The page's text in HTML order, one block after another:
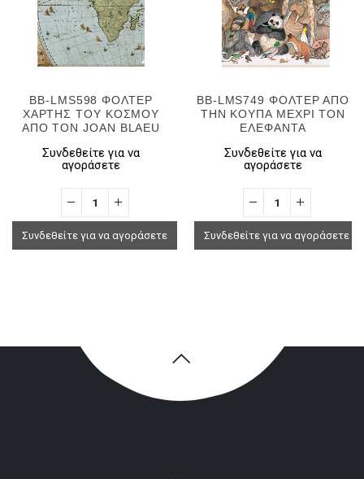
BB-LMS598 ΦΟΛΤΕΡ
ΧΑΡΤΗΣ ΤΟΥ ΚΟΣΜΟΥ
ΑΠΟ ΤΟΝ JOAN BLAEU
Συνδεθείτε για να
αγοράσετε
Συνδεθείτε για να αγοράσετε
BB-LMS749 ΦΟΛΤΕΡ ΑΠΟ
ΤΗΝ ΚΟΥΠΑ ΜΕΧΡΙ ΤΟΝ
ΕΛΕΦΑΝΤΑ
Συνδεθείτε για να
αγοράσετε
Συνδεθείτε για να αγοράσετε